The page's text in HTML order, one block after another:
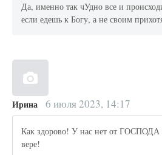
Да, именно так чУдно все и
если едешь к Богу, а не своим
Ирина 6 июля 2023, 14:17
Как здорово! У нас нет от ГОСПОДА
вере!